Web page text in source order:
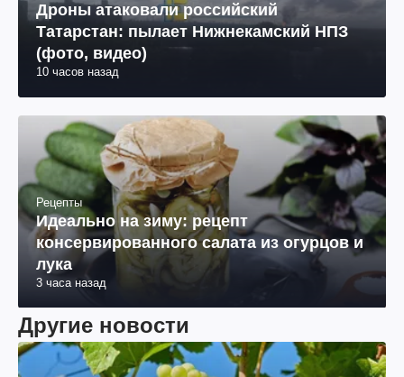
Дроны атаковали российский
Татарстан: пылает Нижнекамский НПЗ
(фото, видео)
10 часов назад
Рецепты
Идеально на зиму: рецепт
консервированного салата из огурцов и
лука
3 часа назад
Другие новости